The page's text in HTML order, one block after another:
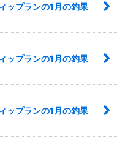
ップランの1月の釣果
ップランの1月の釣果
ップランの1月の釣果